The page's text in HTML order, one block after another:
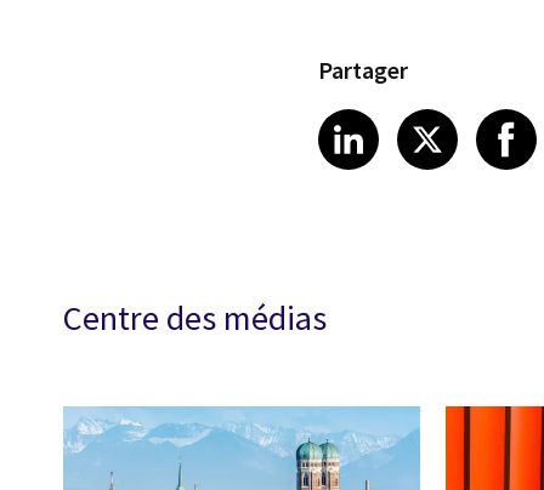
Partager
Share article
LinkedIn
Share
X
Centre des médias